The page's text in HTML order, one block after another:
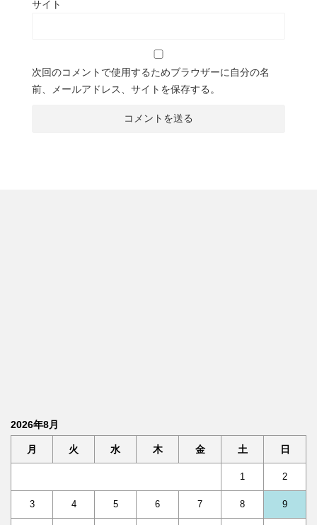
サイト
次回のコメントで使用するためブラウザーに自分の名
前、メールアドレス、サイトを保存する。
2026年8月
月 火 水 木 金 土 日
1 2
3 4 5 6 7 8 9